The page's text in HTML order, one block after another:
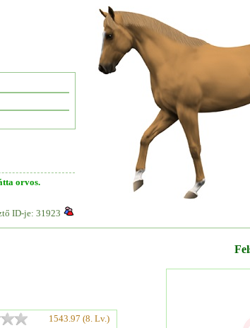
orvos.
ID-je: 31923
1543.97 (8. Lv.)